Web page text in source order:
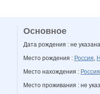
Основное
Дата рождения : не указана
Место рождения : Россия,
Место нахождения : Россия
Место проживания : не